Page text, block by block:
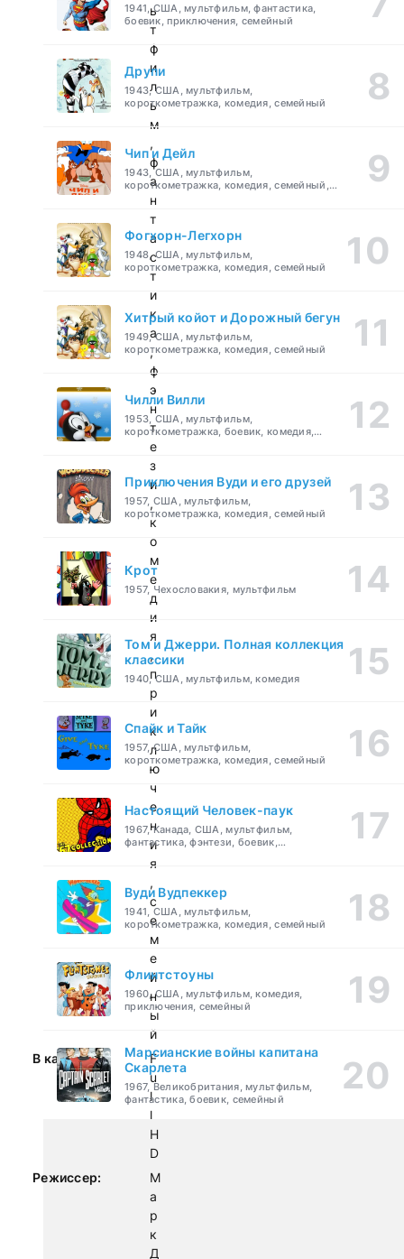
ь
т
ф
и
л
ь
м
,
ф
а
н
т
а
с
т
и
к
а
,
ф
э
н
т
е
з
и
,
к
о
м
е
д
и
я
,
п
р
и
к
л
ю
ч
е
н
и
я
,
с
е
м
е
й
н
ы
й
В качестве:
F
u
l
l
H
D
Режиссер:
М
а
р
к
Д
1941, США, мультфильм, фантастика,
боевик, приключения, семейный
Друпи
1943, США, мультфильм,
короткометражка, комедия, семейный
Чип и Дейл
1943, США, мультфильм,
короткометражка, комедия, семейный,
детский
Фогхорн-Легхорн
1948, США, мультфильм,
короткометражка, комедия, семейный
Хитрый койот и Дорожный бегун
1949, США, мультфильм,
короткометражка, комедия, семейный
Чилли Вилли
1953, США, мультфильм,
короткометражка, боевик, комедия,
приключения, семейный
Приключения Вуди и его друзей
1957, США, мультфильм,
короткометражка, комедия, семейный
Крот
1957, Чехословакия, мультфильм
Том и Джерри. Полная коллекция
классики
1940, США, мультфильм, комедия
Спайк и Тайк
1957, США, мультфильм,
короткометражка, комедия, семейный
Настоящий Человек-паук
1967, Канада, США, мультфильм,
фантастика, фэнтези, боевик,
Вуди Вудпеккер
1941, США, мультфильм,
короткометражка, комедия, семейный
Флинтстоуны
1960, США, мультфильм, комедия,
приключения, семейный
Марсианские войны капитана
Скарлета
1967, Великобритания, мультфильм,
фантастика, боевик, семейный